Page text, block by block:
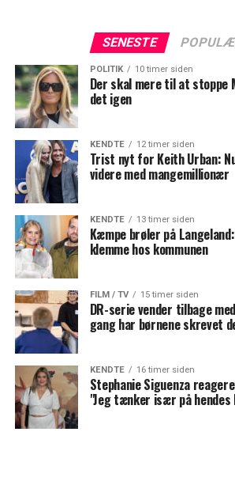
SENESTE
POLITIK 10 timer siden
Der skal mere til at stoppe
det igen
KENDTE 12 timer siden
Trist nyt for Keith Urban:
videre med mangemillionær
KENDTE 13 timer siden
Kæmpe brøler på
klemme hos kommunen
FILM / TV 15 timer siden
DR-serie vender tilbage
gang har børnene skrevet
KENDTE 16 timer siden
Stephanie Siguenza
"Jeg tænker især på hendes